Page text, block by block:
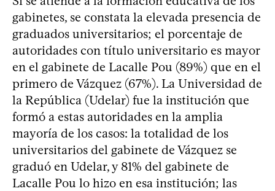
gabinetes, se constata la elevada presencia de
graduados universitarios; el porcentaje de
autoridades con título universitario es mayor
en el gabinete de Lacalle Pou (89%) que en el
primero de Vázquez (67%). La Universidad de
la República (Udelar) fue la institución que
formó a estas autoridades en la amplia
mayoría de los casos: la totalidad de los
universitarios del gabinete de Vázquez se
graduó en Udelar, y 81% del gabinete de
Lacalle Pou lo hizo en esa institución; las